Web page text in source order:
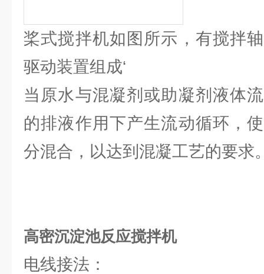
桨式搅拌机如图所示，有搅拌
驱动装置组成‘
当原水与混凝剂或助凝剂液体
的排液作用下产生流动循环，
分混合，以达到混凝工艺的要求
高密沉淀池反应搅拌机
电线接法